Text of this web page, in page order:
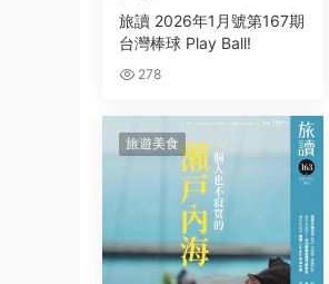
旅讀 2026年1月號第167期
台灣棒球 Play Ball!
278
旅遊美食